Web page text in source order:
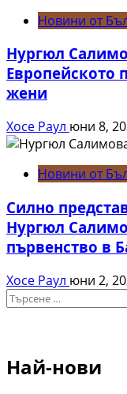
Новини от
Нургюл
Европейското
жени
Хосе Раул юни 8,
Новини от
Силно
Нургюл
първенство в
Хосе Раул юни 2,
Търсене
за:
Най-нови